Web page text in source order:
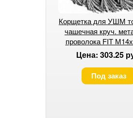
Корщетка для УШМ
чашечная круч.
проволока FIT
Цена: 303.25
Под заказ